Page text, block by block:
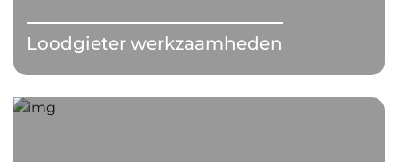
Loodgieter werkzaamheden